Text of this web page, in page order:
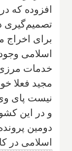
افزوده که
تصمیم‌گیری
برای اخراج
اسلامی
خدمات مرزی
مجید فعلا
نیست پای
و در این
دومین
اسلامی در